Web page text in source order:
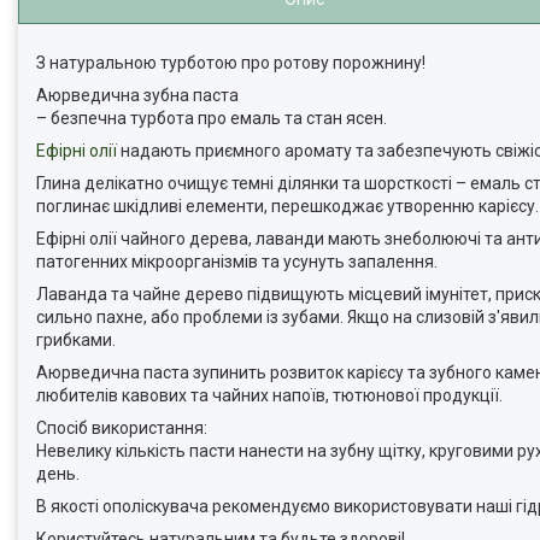
З натуральною турботою про ротову порожнину!
Аюрведична зубна паста
– безпечна турбота про емаль та стан ясен.
Ефірні оліїнадають приємного аромату та забезпечують
Глина делікатно очищує темні ділянки та шорсткості – емаль
поглинає шкідливі елементи, перешкоджає утворенню карієсу.
Ефірні олії чайного дерева, лаванди мають знеболюючі та
патогенних мікроорганізмів та усунуть запалення.
Лаванда та чайне дерево підвищують місцевий імунітет,
сильно пахне, або проблеми із зубами. Якщо на слизовій
грибками.
Аюрведична паста зупинить розвиток карієсу та зубного
любителів кавових та чайних напоїв, тютюнової продукції.
Спосіб використання:
Невелику кількість пасти нанести на зубну щітку,
день.
В якості ополіскувача рекомендуємо використовувати наші